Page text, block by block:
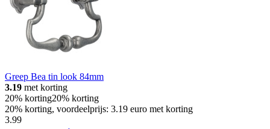
Greep Bea tin look 84mm
3.19 met korting
20% korting20% korting
20% korting, voordeelprijs: 3.19 euro met korting
3.99